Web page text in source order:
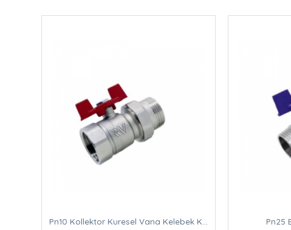
Pn25